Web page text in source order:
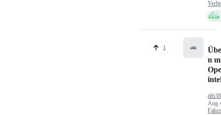
1 🚗
n
Aug